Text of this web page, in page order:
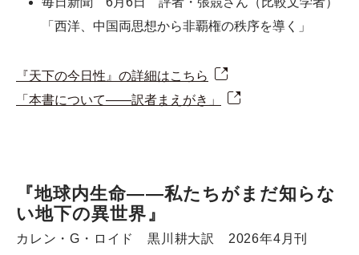
「西洋、中国両思想から非覇権の秩序を導く」
『天下の今日性』の詳細はこちら
「本書について――訳者まえがき」
『地球内生命――私たちがまだ知らな
い地下の異世界』
カレン・G・ロイド 黒川耕大訳 2026年4月刊